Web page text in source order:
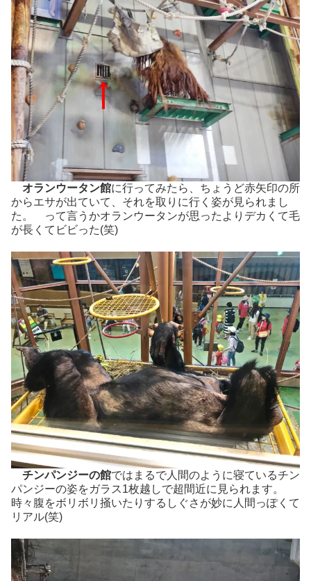
オランウータン館に行ってみたら、ちょうど赤矢印の所
からエサが出ていて、それを取りに行く姿が見られまし
た。 って言うかオランウータンが思ったよりデカくて毛
が長くてビビった(笑)
チンパンジーの館ではまるで人間のように寝ているチン
パンジーの姿をガラス1枚越しで超間近に見られます。
時々腹をボリボリ掻いたりするしぐさが妙に人間っぽくて
リアル(笑)